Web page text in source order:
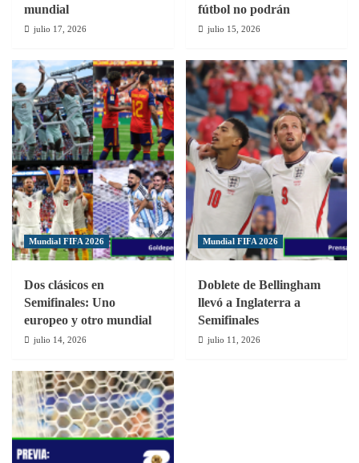
mundial
julio 17, 2026
fútbol no podrán
julio 15, 2026
Mundial FIFA 2026
Dos clásicos en
Semifinales: Uno
europeo y otro mundial
julio 14, 2026
Mundial FIFA 2026
Doblete de Bellingham
llevó a Inglaterra a
Semifinales
julio 11, 2026